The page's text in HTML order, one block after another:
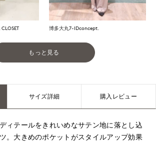
博多大丸7-IDconcept.
もっと見る
サイズ詳細 購入レビュー
ィテールをきれいめなサテン地に落とし込
。大きめのポケットがスタイルアップ効果